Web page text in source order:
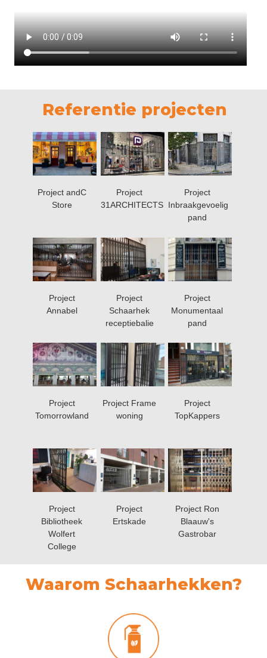
Referentie projecten
Project andC
Store
Project
31ARCHITECTS
Project
Inbraakgevoelig
pand
Project
Annabel
Project
Schaarhek
receptiebalie
Project
Monumentaal
pand
Project
Tomorrowland
Project Frame
woning
Project
TopKappers
Project
Bibliotheek
Wolfert
College
Project
Ertskade
Project Ron
Blaauw's
Gastrobar
Waarom Schaarhekken?